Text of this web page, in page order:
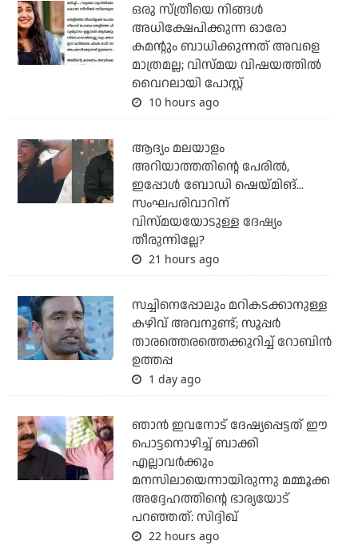
ഒരു സ്ത്രീയെ നിങ്ങള്‍
അധിക്ഷേപിക്കുന്ന ഓരോ
കമന്റും ബാധിക്കുന്നത് അവളെ
മാത്രമല്ല; വിസ്മയ വിഷയത്തില്‍
വൈറലായി പോസ്റ്റ്
10 hours ago
ആദ്യം മലയാളം
അറിയാത്തതിന്റെ പേരില്‍,
ഇപ്പോള്‍ ബോഡി ഷെയ്മിങ്...
സംഘപരിവാറിന്
വിസ്മയയോടുള്ള ദേഷ്യം
തീരുന്നില്ലേ?
21 hours ago
സച്ചിനെപ്പോലും മറികടക്കാനുള്ള
കഴിവ് അവനുണ്ട്; സൂപ്പര്‍
താരത്തെരത്തെക്കുറിച്ച് റോബിന്‍
ഉത്തപ്പ
1 day ago
ഞാന്‍ ഇവനോട് ദേഷ്യപ്പെട്ടത് ഈ
പൊട്ടനൊഴിച്ച് ബാക്കി
എല്ലാവര്‍ക്കും
മനസിലായെന്നായിരുന്നു മമ്മൂക്ക
അദ്ദേഹത്തിന്റെ ഭാര്യയോട്
പറഞ്ഞത്: സിദ്ദിഖ്
22 hours ago